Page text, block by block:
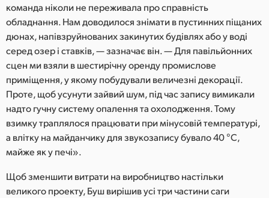
команда ніколи не переживала про справність
обладнання. Нам доводилося знімати в пустинних піщаних
дюнах, напівзруйнованих закинутих будівлях або у воді
серед озер і ставків, — зазначає він. — Для павільйонних
сцен ми взяли в шестирічну оренду промислове
приміщення, у якому побудували величезні декорації.
Проте, щоб усунути зайвий шум, під час запису вимикали
надто гучну систему опалення та охолодження. Тому
взимку траплялося працювати при мінусовій температурі,
а влітку на майданчику для звукозапису бувало 40 °C,
майже як у печі».
Щоб зменшити витрати на виробництво настільки
великого проекту, Буш вирішив усі три частини саги